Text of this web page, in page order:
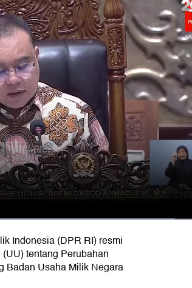
Indonesia (DPR RI) resmi
tentang Perubahan
Badan Usaha Milik Negara